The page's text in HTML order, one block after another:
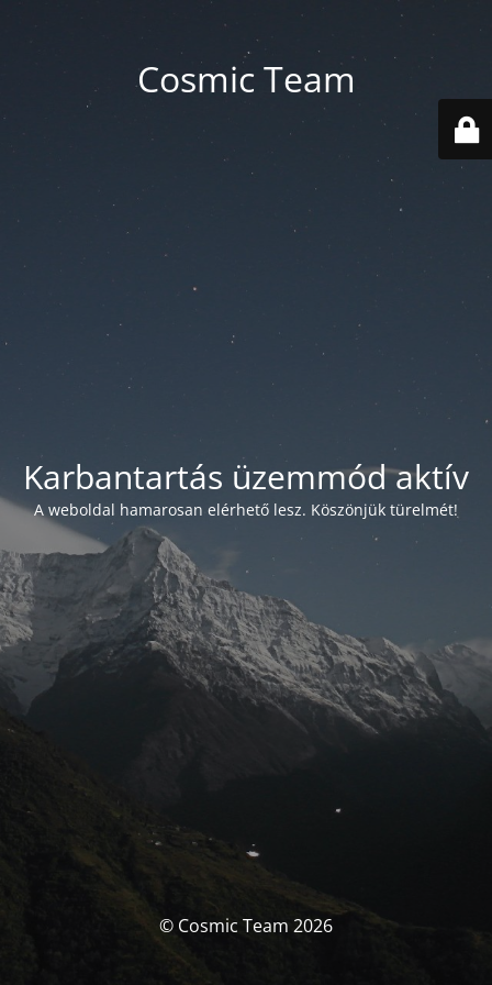
Cosmic Team
Karbantartás üzemmód aktív
A weboldal hamarosan elérhető lesz. Köszönjük türelmét!
© Cosmic Team 2026